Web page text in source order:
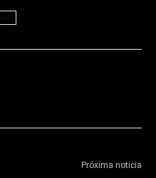
Próxima noticia